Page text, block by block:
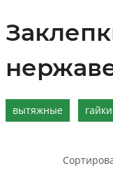
вытяжные